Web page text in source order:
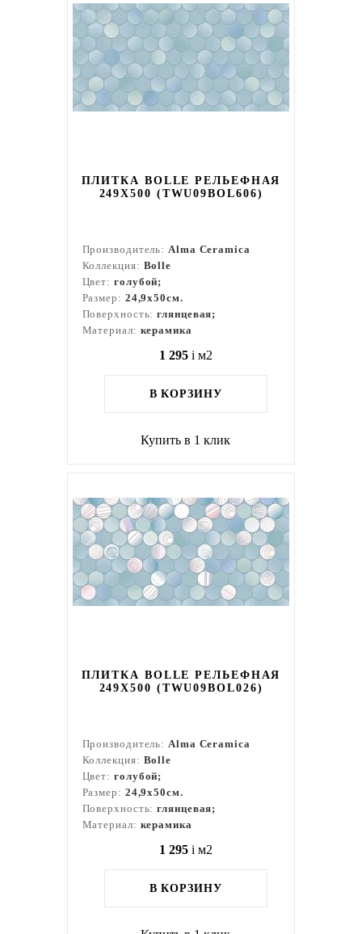
ПЛИТКА BOLLE РЕЛЬЕФНАЯ
249X500 (TWU09BOL606)
Производитель:Alma Ceramica
Коллекция: Bolle
Цвет: голубой;
Размер: 24,9x50см.
Поверхность:глянцевая;
Материал: керамика
1 295 i м2
В КОРЗИНУ
Купить в 1 клик
ПЛИТКА BOLLE РЕЛЬЕФНАЯ
249X500 (TWU09BOL026)
Производитель:Alma Ceramica
Коллекция: Bolle
Цвет: голубой;
Размер: 24,9x50см.
Поверхность:глянцевая;
Материал: керамика
1 295 i м2
В КОРЗИНУ